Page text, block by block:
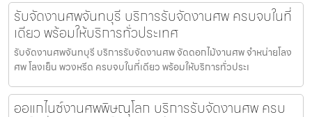
รับจัดงานศพจันทบุรี บริการรับจัดงานศพ ครบจบในที่
เดียว พร้อมให้บริการทั่วประเทศ
รับจัดงานศพจันทบุรี บริการรับจัดงานศพ จัดดอกไม้งานศพ จำหน่ายโลง
ศพ โลงเย็น พวงหรีด ครบจบในที่เดียว พร้อมให้บริการทั่วประเ
ออแกไนซ์งานศพพิษณุโลก บริการรับจัดงานศพ ครบ